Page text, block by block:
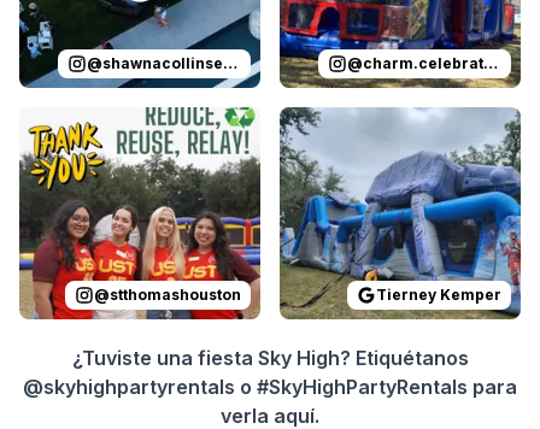
@shawnacollinsevents @charm.celebrations
Reviewed on Instagramby stthomashouston:Thank
@stthomashouston
Reviewed onGoogleReviews
Tierney Kemper
¿Tuviste una fiesta Sky High? Etiquétanos
@skyhighpartyrentals o #SkyHighPartyRentals para
verla aquí.